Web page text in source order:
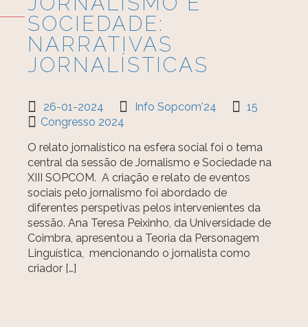
SOCIEDADE:
NARRATIVAS
JORNALÍSTICAS
26-01-2024 Info Sopcom'24
15
Congresso 2024
O relato jornalístico na esfera social foi o tema
central da sessão de Jornalismo e Sociedade na
XIII SOPCOM. A criação e relato de eventos
sociais pelo jornalismo foi abordado de
diferentes perspetivas pelos intervenientes da
sessão. Ana Teresa Peixinho, da Universidade de
Coimbra, apresentou a Teoria da Personagem
Linguística, mencionando o jornalista como
criador […]